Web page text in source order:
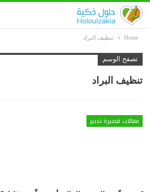
Home تنظيف البراد
تصفح الوسم
تنظيف البراد
مقالات قصيرة تدبير